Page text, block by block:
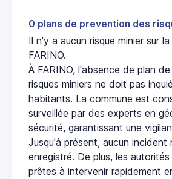
0 plans de prevention des
Il n'y a aucun risque minier sur
FARINO.
À FARINO, l'absence de plan
risques miniers ne doit pas
habitants. La commune est
surveillée par des experts en
sécurité, garantissant une
Jusqu'à présent, aucun incident
enregistré. De plus, les
prêtes à intervenir rapidement